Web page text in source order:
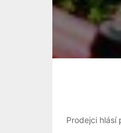
Prodejci hlásí